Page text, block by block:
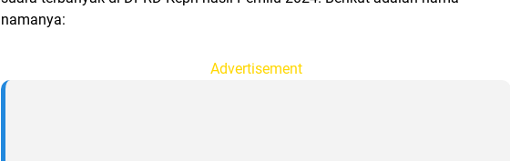
namanya:
Advertisement